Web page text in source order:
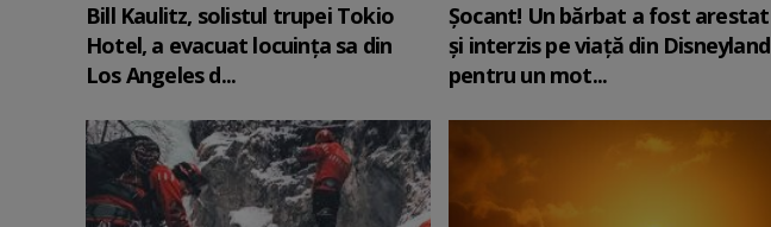
Bill Kaulitz, solistul trupei Tokio
Hotel, a evacuat locuinţa sa din
Los Angeles d...
Șocant! Un bărbat a fost arestat
și interzis pe viață din Disneyland
pentru un mot...